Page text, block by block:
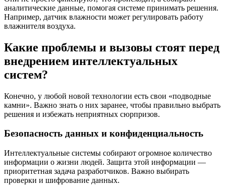
аналитические данные, помогая системе принимать решения.
Например, датчик влажности может регулировать работу
влажнителя воздуха.
Какие проблемы и вызовы стоят перед
внедрением интеллектуальных
систем?
Конечно, у любой новой технологии есть свои «подводные
камни». Важно знать о них заранее, чтобы правильно выбрать
решения и избежать неприятных сюрпризов.
Безопасность данных и конфиденциальность
Интеллектуальные системы собирают огромное количество
информации о жизни людей. Защита этой информации —
приоритетная задача разработчиков. Важно выбирать
проверки и шифрование данных.